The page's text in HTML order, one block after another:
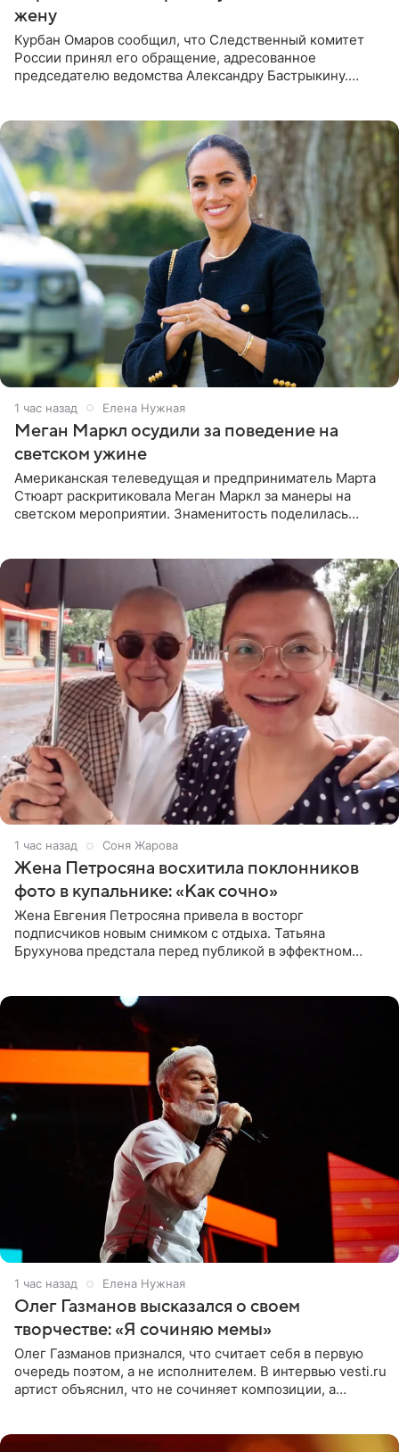
жену
Курбан Омаров сообщил, что Следственный комитет
России принял его обращение, адресованное
председателю ведомства Александру Бастрыкину.
1 час назад Елена Нужная
Меган Маркл осудили за поведение на
светском ужине
Американская телеведущая и предприниматель Марта
Стюарт раскритиковала Меган Маркл за манеры на
светском мероприятии. Знаменитость поделилась
1 час назад Соня Жарова
Жена Петросяна восхитила поклонников
фото в купальнике: «Как сочно»
Жена Евгения Петросяна привела в восторг
подписчиков новым снимком с отдыха. Татьяна
Брухунова предстала перед публикой в эффектном
1 час назад Елена Нужная
Олег Газманов высказался о своем
творчестве: «Я сочиняю мемы»
Олег Газманов признался, что считает себя в первую
очередь поэтом, а не исполнителем. В интервью vesti.ru
артист объяснил, что не сочиняет композиции, а